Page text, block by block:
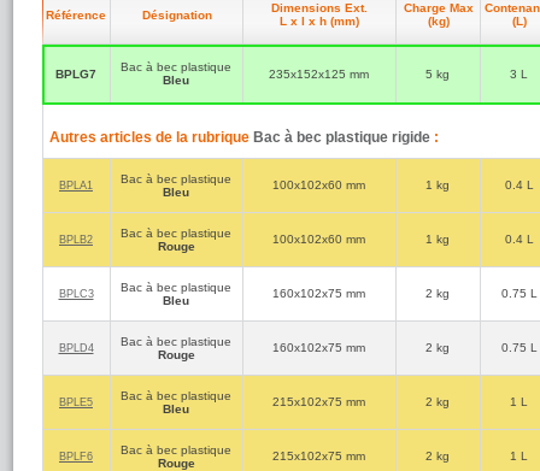
Référence Désignation
Dimensions Ext.
L x l x h (mm)
Charge Max
(kg)
(L)
BPLG7
Bac à bec plastique
Bleu
235x152x125 mm 5 kg 3 L
Autres articles de la rubrique Bac à bec plastique rigide :
BPLA1
Bac à bec plastique
Bleu
100x102x60 mm 1 kg 0.4 L
BPLB2
Bac à bec plastique
Rouge
100x102x60 mm 1 kg 0.4 L
BPLC3
Bac à bec plastique
Bleu
160x102x75 mm 2 kg 0.75 L
BPLD4
Bac à bec plastique
Rouge
160x102x75 mm 2 kg 0.75 L
BPLE5
Bac à bec plastique
Bleu
215x102x75 mm 2 kg 1 L
BPLF6
Bac à bec plastique
Rouge
215x102x75 mm 2 kg 1 L